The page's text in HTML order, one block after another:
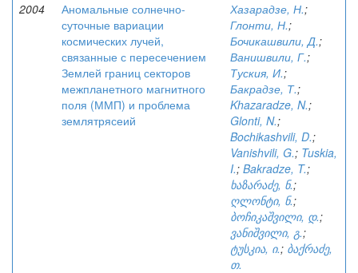
2004
Аномальные солнечно-
суточные вариации
космических лучей,
связанные с пересечением
Землей границ секторов
межпланетного магнитного
поля (ММП) и проблема
землятрясеий
Хазарадзе, Н.;
Глонти, Н.;
Бочикашвили, Д.;
Ванишвили, Г.;
Туския, И.;
Бакрадзе, Т.;
Khazaradze, N.;
Glonti, N.;
Bochikashvili, D.;
Vanishvili, G.; Tuskia,
I.; Bakradze, T.;
ხაზარაძე, ნ.;
ღლონტი, ნ.;
ბოჩიკაშვილი, დ.;
ვანიშვილი, გ.;
ტუსკია, ი.; ბაქრაძე,
თ.